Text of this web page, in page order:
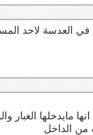
العدسة لاحد
الغبار
من الداخل